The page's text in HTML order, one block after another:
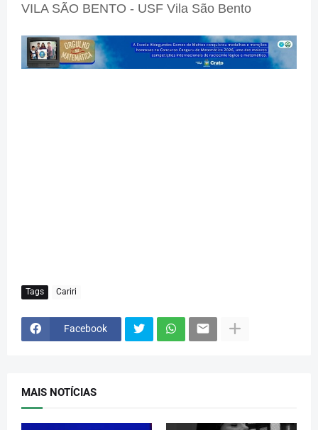
VILA SÃO BENTO - USF Vila São Bento
Tags Cariri
Facebook
MAIS NOTÍCIAS